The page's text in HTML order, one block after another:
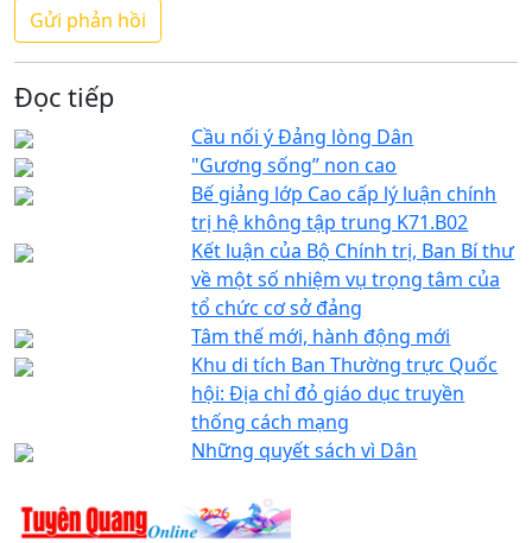
Đọc tiếp
Cầu nối ý Đảng lòng Dân
"Gương sống” non cao
Bế giảng lớp Cao cấp lý luận chính
trị hệ không tập trung K71.B02
Kết luận của Bộ Chính trị, Ban Bí thư
về một số nhiệm vụ trọng tâm của
tổ chức cơ sở đảng
Tâm thế mới, hành động mới
Khu di tích Ban Thường trực Quốc
hội: Địa chỉ đỏ giáo dục truyền
thống cách mạng
Những quyết sách vì Dân